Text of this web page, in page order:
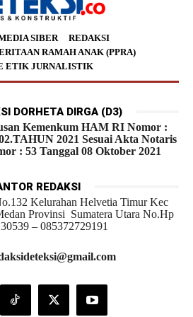
SIBER
REDAKSI
RAMAH ANAK (PPRA)
ETIK JURNALISTIK
DORHETA DIRGA (D3)
Kemenkum HAM RI Nomor :
2021 Sesuai Akta Notaris
: 53 Tanggal 08 Oktober 2021
REDAKSI
Kelurahan Helvetia Timur Kec
Provinsi Sumatera Utara No.Hp
– 085372729191